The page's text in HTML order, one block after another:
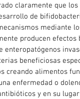
claramente que
de
mediante
producen efectos
beneficiosas
creando alimentos
enfermedad o
y en su